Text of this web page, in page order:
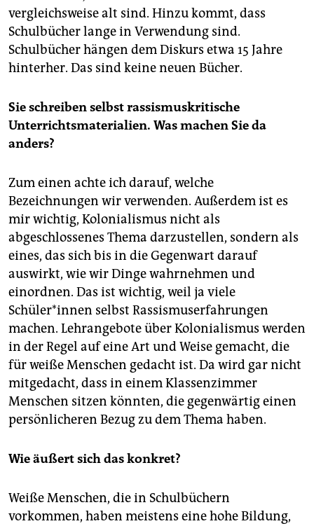
vergleichsweise alt sind. Hinzu kommt, dass
Schulbücher lange in Verwendung sind.
Schulbücher hängen dem Diskurs etwa 15 Jahre
hinterher. Das sind keine neuen Bücher.
Sie schreiben selbst rassismuskritische
Unterrichtsmaterialien. Was machen Sie da
anders?
Zum einen achte ich darauf, welche
Bezeichnungen wir verwenden. Außerdem ist es
mir wichtig, Kolonialismus nicht als
abgeschlossenes Thema darzustellen, sondern als
eines, das sich bis in die Gegenwart darauf
auswirkt, wie wir Dinge wahrnehmen und
einordnen. Das ist wichtig, weil ja viele
Schüler*innen selbst Rassismuserfahrungen
machen. Lehrangebote über Kolonialismus werden
in der Regel auf eine Art und Weise gemacht, die
für weiße Menschen gedacht ist. Da wird gar nicht
mitgedacht, dass in einem Klassenzimmer
Menschen sitzen könnten, die gegenwärtig einen
persönlicheren Bezug zu dem Thema haben.
Wie äußert sich das konkret?
Weiße Menschen, die in Schulbüchern
vorkommen, haben meistens eine hohe Bildung,